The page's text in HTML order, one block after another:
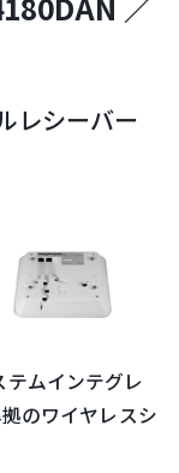
レシーバー
ムインテグレ
のワイヤレスシ